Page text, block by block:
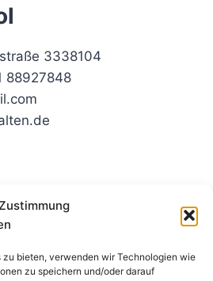
zu bieten, verwenden wir Technologien wie
zu speichern und/oder darauf
3338104
88927848